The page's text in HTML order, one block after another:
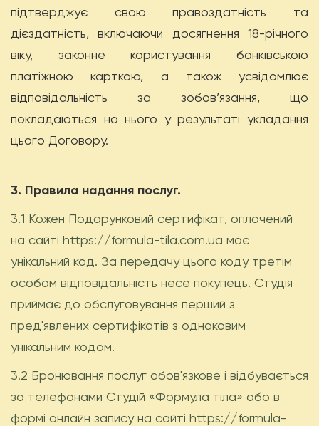
підтверджує свою правоздатність та
дієздатність, включаючи досягнення 18-річного
віку, законне користування банківською
платіжною карткою, а також усвідомлює
відповідальність за зобов’язання, що
покладаються на нього у результаті укладання
цього Договору.
3. Правила надання послуг.
3.1 Кожен Подарунковий сертифікат, оплачений
на сайті https://formula-tila.com.ua має
унікальний код. За передачу цього коду третім
особам відповідальність несе покупець. Студія
приймає до обслуговування перший з
пред'явлених сертифікатів з однаковим
унікальним кодом.
3.2 Бронювання послуг обов'язкове і відбувається
за телефонами Студій «Формула тіла» або в
формі онлайн запису на сайті https://formula-